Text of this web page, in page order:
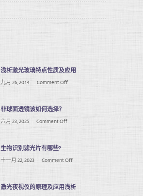
浅析激光玻璃特点性质及应用
九月 26, 2014 Comment Off
非球面透镜该如何选择？
六月 23, 2025 Comment Off
生物识别滤光片有哪些?
十一月 22, 2023 Comment Off
激光夜视仪的原理及应用浅析